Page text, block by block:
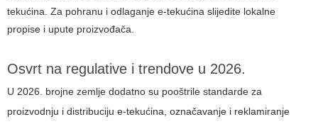
tekućina. Za pohranu i odlaganje e-tekućina slijedite lokalne
propise i upute proizvođača.
Osvrt na regulative i trendove u 2026.
U 2026. brojne zemlje dodatno su pooštrile standarde za
proizvodnju i distribuciju e-tekućina, označavanje i reklamiranje